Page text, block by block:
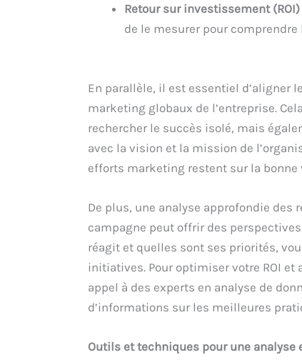
Retour sur investissement (ROI)
de le mesurer pour
En parallèle, il est essentiel d’aligner
marketing globaux de l’entreprise.
rechercher le succès isolé, mais
avec la vision et la mission de
efforts marketing restent sur la
De plus, une analyse approfondie des
campagne peut offrir des
réagit et quelles sont ses priorités,
initiatives. Pour optimiser votre ROI
appel à des experts en analyse de
d’informations sur les meilleures
Outils et techniques pour une analyse